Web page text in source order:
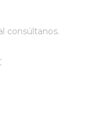
consúltanos.